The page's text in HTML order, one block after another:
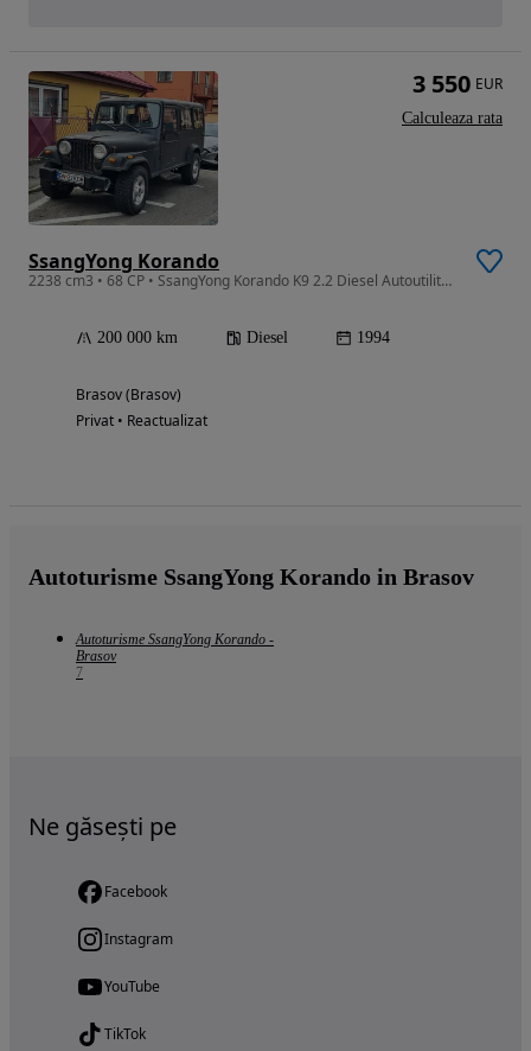
SsangYong Korando
2238 cm3 • 68 CP • SsangYong Korando K9 2.2 Diesel Autoutilitara 4x4 ITP
200 000 km Diesel 1994
Brasov (Brasov)
Privat • Reactualizat
3 550 EUR
Calculeaza rata
Autoturisme SsangYong Korando in Brasov
Autoturisme SsangYong Korando -
Brasov
7
Ne găsești pe
Facebook
Instagram
YouTube
TikTok